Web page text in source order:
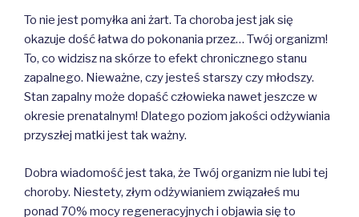
To nie jest pomyłka ani żart. Ta choroba jest jak się
okazuje dość łatwa do pokonania przez… Twój organizm!
To, co widzisz na skórze to efekt chronicznego stanu
zapalnego. Nieważne, czy jesteś starszy czy młodszy.
Stan zapalny może dopaść człowieka nawet jeszcze w
okresie prenatalnym! Dlatego poziom jakości odżywiania
przyszłej matki jest tak ważny.
Dobra wiadomość jest taka, że Twój organizm nie lubi tej
choroby. Niestety, złym odżywianiem związałeś mu
ponad 70% mocy regeneracyjnych i objawia się to